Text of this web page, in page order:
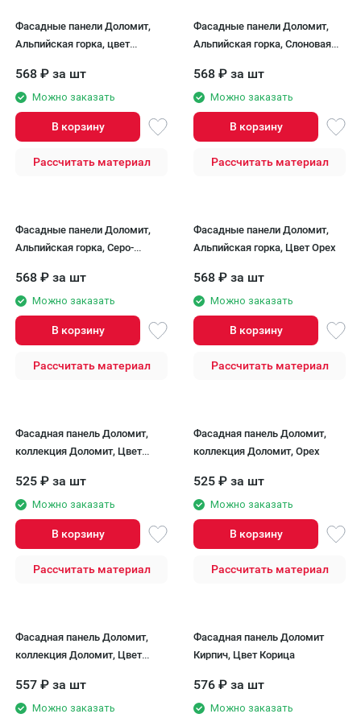
Фасадные панели Доломит,
Альпийская горка, цвет
568 ₽ за шт
Можно заказать
В корзину
Рассчитать материал
Фасадные панели Доломит,
Альпийская горка, Слоновая
568 ₽ за шт
Можно заказать
В корзину
Рассчитать материал
Фасадные панели Доломит,
Альпийская горка, Серо-
568 ₽ за шт
Можно заказать
В корзину
Рассчитать материал
Фасадные панели Доломит,
Альпийская горка, Цвет Орех
568 ₽ за шт
Можно заказать
В корзину
Рассчитать материал
Фасадная панель Доломит,
коллекция Доломит, Цвет
525 ₽ за шт
Можно заказать
В корзину
Рассчитать материал
Фасадная панель Доломит,
коллекция Доломит, Орех
525 ₽ за шт
Можно заказать
В корзину
Рассчитать материал
Фасадная панель Доломит,
коллекция Доломит, Цвет
557 ₽ за шт
Можно заказать
Фасадная панель Доломит
Кирпич, Цвет Корица
576 ₽ за шт
Можно заказать